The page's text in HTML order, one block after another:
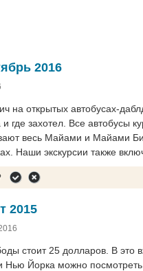
2016
на открытых автобусах-
где захотел. Все автобусы
весь Майами и Майами
Наши экскурсии также
2015
стоит 25 долларов. В это
Нью Йорка можно